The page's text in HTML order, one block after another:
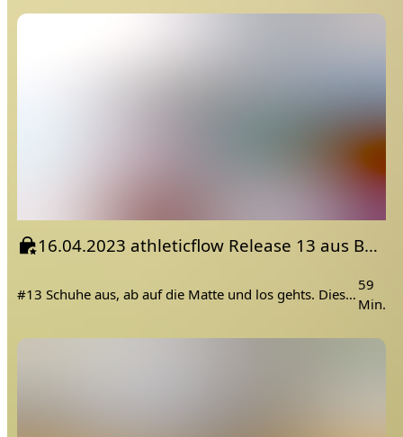
16.04.2023 athleticflow Release 13 aus Bali Outdoor
#13 Schuhe aus, ab auf die Matte und los gehts. Dieses Video ist eine Aufzeichnung einer Live Online Yoga Stunde aus unserem Kurskalender: niyama.academy/kurse
59
Min.